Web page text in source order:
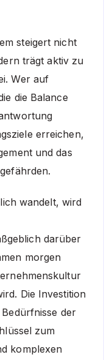
steigert nicht
trägt aktiv zu
Wer auf
die Balance
erreichen,
und das
wandelt, wird
darüber
morgen
Die Investition
der
zum
komplexen